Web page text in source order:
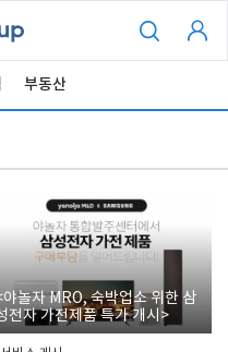
부동산
야놀자 MRO, 숙박업소 위한 삼
전자 가전제품 특가 개시>